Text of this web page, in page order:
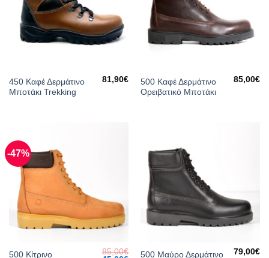
450 Καφέ Δερμάτινο
Μποτάκι Trekking
81,90€
500 Καφέ Δερμάτινο
Ορειβατικό Μποτάκι
85,00€
-47%
500 Κίτρινο
85,00€
500 Μαύρο Δερμάτινο
79,00€